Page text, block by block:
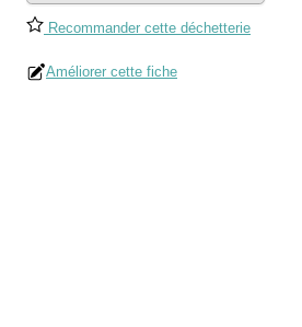
Recommander cette déchetterie
Améliorer cette fiche